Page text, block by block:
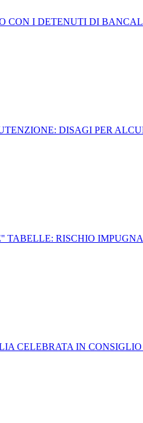
CON I DETENUTI DI
DISAGI PER
TABELLE: RISCHIO
CELEBRATA IN